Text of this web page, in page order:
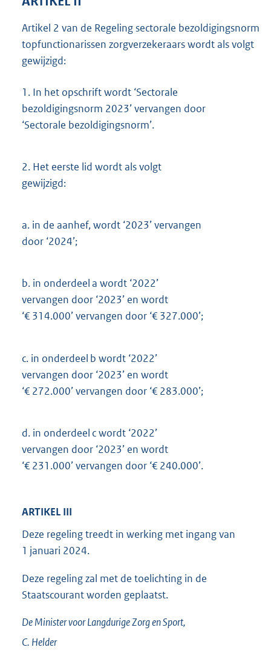
Artikel 2 van de Regeling sectorale bezoldigingsnorm
topfunctionarissen zorgverzekeraars wordt als volgt
gewijzigd:
1. In het opschrift wordt ‘Sectorale
bezoldigingsnorm 2023’ vervangen door
‘Sectorale bezoldigingsnorm’.
2. Het eerste lid wordt als volgt
gewijzigd:
a. in de aanhef, wordt ‘2023’ vervangen
door ‘2024’;
b. in onderdeel a wordt ‘2022’
vervangen door ‘2023’ en wordt
‘€ 314.000’ vervangen door ‘€ 327.000’;
c. in onderdeel b wordt ‘2022’
vervangen door ‘2023’ en wordt
‘€ 272.000’ vervangen door ‘€ 283.000’;
d. in onderdeel c wordt ‘2022’
vervangen door ‘2023’ en wordt
‘€ 231.000’ vervangen door ‘€ 240.000’.
ARTIKEL III
Deze regeling treedt in werking met ingang van
1 januari 2024.
Deze regeling zal met de toelichting in de
Staatscourant worden geplaatst.
De Minister voor Langdurige Zorg en Sport,
C. Helder